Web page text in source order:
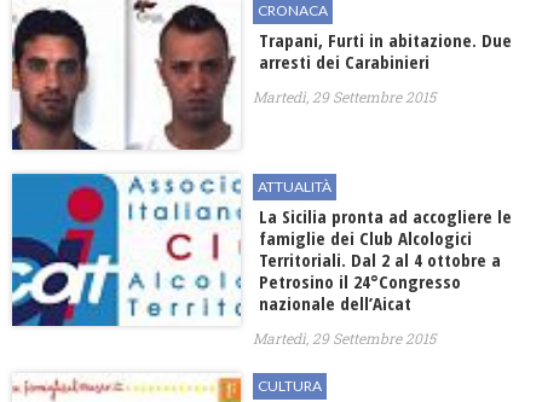
CRONACA
Trapani, Furti in abitazione. Due
arresti dei Carabinieri
Martedì, 29 Settembre 2015
ATTUALITÀ
La Sicilia pronta ad accogliere le
famiglie dei Club Alcologici
Territoriali. Dal 2 al 4 ottobre a
Petrosino il 24°Congresso
nazionale dell’Aicat
Martedì, 29 Settembre 2015
CULTURA